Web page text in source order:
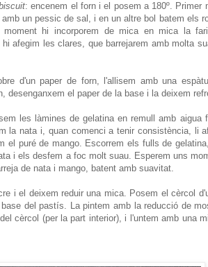
: encenem el forn i el posem a 180º. Primer
un pessic de sal, i en un altre bol batem els
hi incorporem de mica en mica la
afegim les clares, que barrejarem amb molta
d'un paper de forn, l'allisem amb una
desenganxem el paper de la base i la deixem
les làmines de gelatina en remull amb aigua
la nata i, quan comenci a tenir consistència, li
el puré de mango. Escorrem els fulls de
i els desfem a foc molt suau. Esperem uns
de nata i mango, batent amb suavitat.
i el deixem reduir una mica. Posem el cèrcol
del pastís. La pintem amb la reducció de
cèrcol (per la part interior), i l'untem amb una